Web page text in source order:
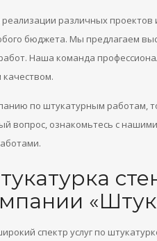
различных проектов
бюджета. Мы предлагаем
Наша команда
по штукатурным работам,
вопрос, ознакомьтесь с
спектр услуг по